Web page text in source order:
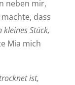
neben mir,
dass
kleines Stück,
Mia mich
ist,